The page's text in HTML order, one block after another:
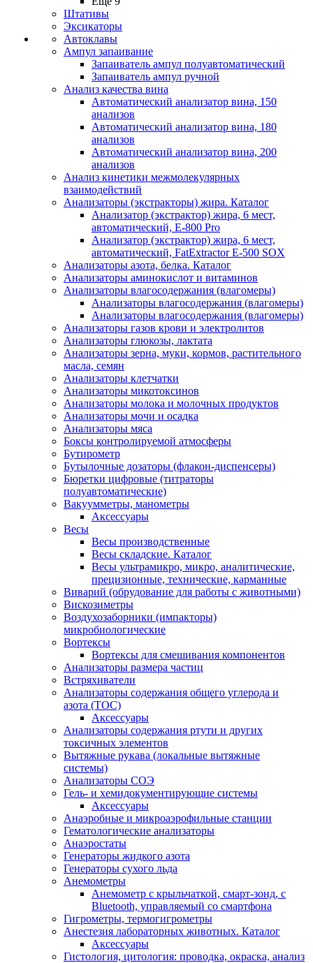
Штативы
Эксикаторы
Автоклавы
Ампул запаивание
Запаиватель ампул полуавтоматический
Запаиватель ампул ручной
Анализ качества вина
Автоматический анализатор вина, 150
анализов
Автоматический анализатор вина, 180
анализов
Автоматический анализатор вина, 200
анализов
Анализ кинетики межмолекулярных
взаимодействий
Анализаторы (экстракторы) жира. Каталог
Анализатор (экстрактор) жира, 6 мест,
автоматический, E-800 Pro
Анализатор (экстрактор) жира, 6 мест,
автоматический, FatExtractor E-500 SOX
Анализаторы азота, белка. Каталог
Анализаторы аминокислот и витаминов
Анализаторы влагосодержания (влагомеры)
Анализаторы влагосодержания (влагомеры)
Анализаторы влагосодержания (влагомеры)
Анализаторы газов крови и электролитов
Анализаторы глюкозы, лактата
Анализаторы зерна, муки, кормов, растительного
масла, семян
Анализаторы клетчатки
Анализаторы микотоксинов
Анализаторы молока и молочных продуктов
Анализаторы мочи и осадка
Анализаторы мяса
Боксы контролируемой атмосферы
Бутирометр
Бутылочные дозаторы (флакон-диспенсеры)
Бюретки цифровые (титраторы
полуавтоматические)
Вакуумметры, манометры
Аксессуары
Весы
Весы производственные
Весы складские. Каталог
Весы ультрамикро, микро, аналитические,
прецизионные, технические, карманные
Виварий (обрудование для работы с животными)
Вискозиметры
Воздухозаборники (импакторы)
микробиологические
Вортексы
Вортексы для смешивания компонентов
Анализаторы размера частиц
Встряхиватели
Анализаторы содержания общего углерода и
азота (ТОС)
Аксессуары
Анализаторы содержания ртути и других
токсичных элементов
Вытяжные рукава (локальные вытяжные
системы)
Анализаторы СОЭ
Гель- и хемидокументирующие системы
Аксессуары
Анаэробные и микроаэрофильные станции
Гематологические анализаторы
Анаэростаты
Генераторы жидкого азота
Генераторы сухого льда
Анемометры
Анемометр с крыльчаткой, смарт-зонд, с
Bluetooth, управляемый со смартфона
Гигрометры, термогигрометры
Анестезия лабораторных животных. Каталог
Аксессуары
Гистология, цитология: проводка, окраска, анализ